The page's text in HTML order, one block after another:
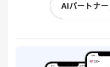
AIパートナ